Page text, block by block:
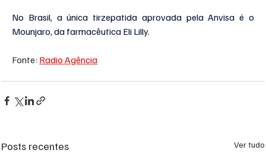
No Brasil, a única tirzepatida aprovada pela Anvisa é o
Mounjaro, da farmacêutica Eli Lilly.
Fonte: Radio Agência
Posts recentes Ver tudo